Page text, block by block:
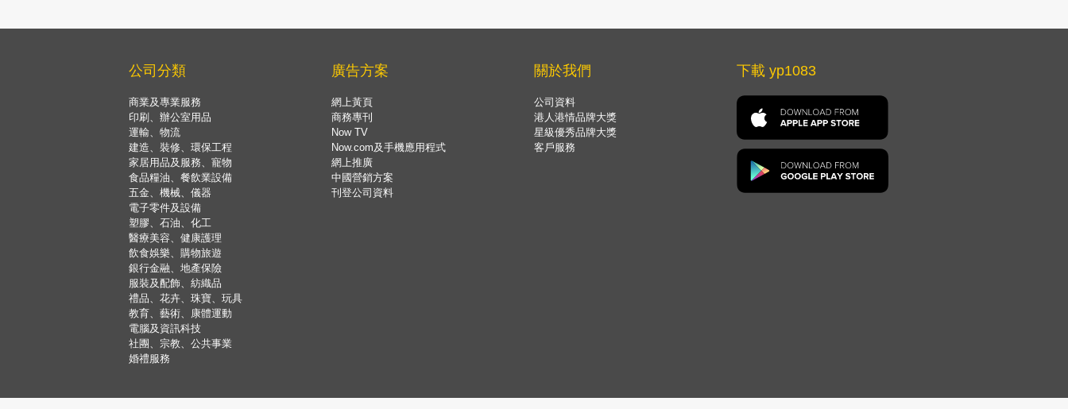
公司分類
商業及專業服務
印刷、辦公室用品
運輸、物流
建造、裝修、環保工程
家居用品及服務、寵物
食品糧油、餐飲業設備
五金、機械、儀器
電子零件及設備
塑膠、石油、化工
醫療美容、健康護理
飲食娛樂、購物旅遊
銀行金融、地產保險
服裝及配飾、紡織品
禮品、花卉、珠寶、玩具
教育、藝術、康體運動
電腦及資訊科技
社團、宗教、公共事業
婚禮服務
廣告方案
網上黃頁
商務專刊
Now TV
Now.com及手機應用程式
網上推廣
中國營銷方案
刊登公司資料
關於我們
公司資料
港人港情品牌大獎
星級優秀品牌大獎
客戶服務
下載 yp1083